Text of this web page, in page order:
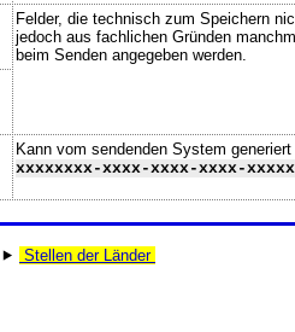
Felder, die technisch zum Speichern
jedoch aus fachlichen Gründen
beim Senden angegeben werden.
Kann vom sendenden System
xxxxxxxx-xxxx-xxxx-xxxx-
⯈
Stellen der Länder